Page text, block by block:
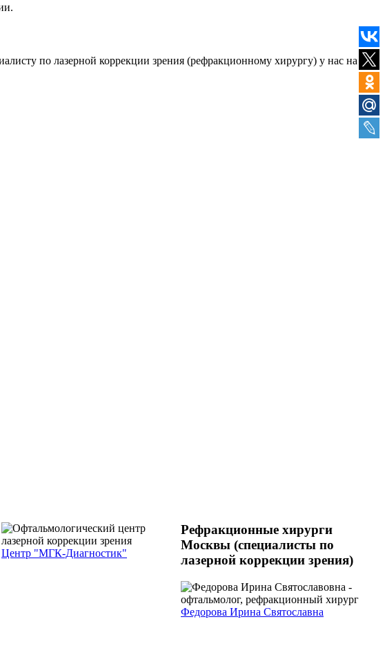
по лазерной коррекции зрения (рефракционному хирургу) у нас на
Центр "МГК-Диагностик"
Рефракционные хирурги
Москвы (специалисты по
лазерной коррекции зрения)
Федорова Ирина Святославна